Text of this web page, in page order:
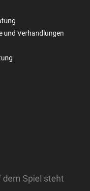
und Verhandlungen
dem Spiel steht